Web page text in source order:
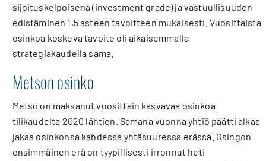
sijoituskelpoisena (investment grade) ja vastuullisuuden
edistäminen 1,5 asteen tavoitteen mukaisesti. Vuosittaista
osinkoa koskeva tavoite oli aikaisemmalla
strategiakaudella sama.
Metson osinko
Metso on maksanut vuosittain kasvavaa osinkoa
tilikaudelta 2020 lähtien. Samana vuonna yhtiö päätti alkaa
jakaa osinkonsa kahdessa yhtäsuuressa erässä. Osingon
ensimmäinen erä on tyypillisesti irronnut heti